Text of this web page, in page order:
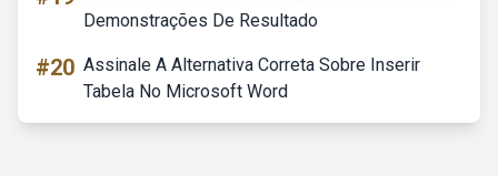
Demonstrações De Resultado
#20 Assinale A Alternativa Correta Sobre Inserir
Tabela No Microsoft Word